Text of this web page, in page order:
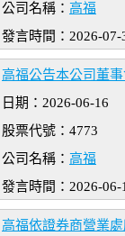
公司名稱： 高福
發言時間：2026-07-
高福公告本公司董
日期：2026-06-16
股票代號：4773
公司名稱： 高福
發言時間：2026-06-
高福依證券商營業